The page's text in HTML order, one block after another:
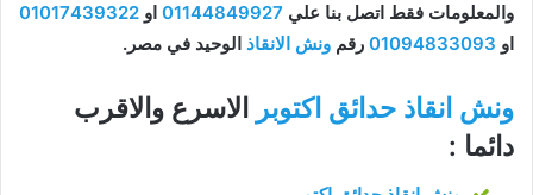
والمعلومات فقط اتصل بنا علي 01144849927 او 01017439322
او 01094833093 رقم ونش الانقاذ الوحيد في مصر.
ونش انقاذ حدائق اكتوبر
الاسرع والاقرب
دائما :